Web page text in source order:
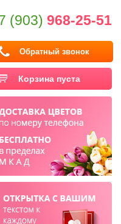
(903) 968-25-51
Обратный звонок
Корзина пуста